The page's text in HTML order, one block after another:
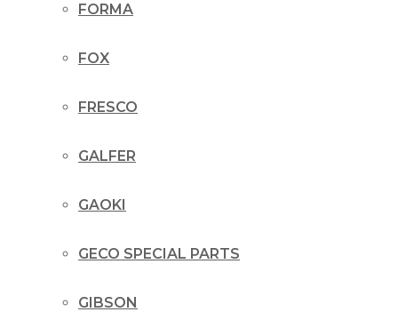
FORMA
FOX
FRESCO
GALFER
GAOKI
GECO SPECIAL PARTS
GIBSON